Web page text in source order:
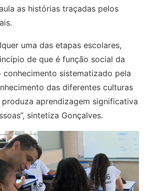
as histórias traçadas pelos
uma das etapas escolares,
de que é função social da
sistematizado pela
das diferentes culturas
aprendizagem significativa
sintetiza Gonçalves.